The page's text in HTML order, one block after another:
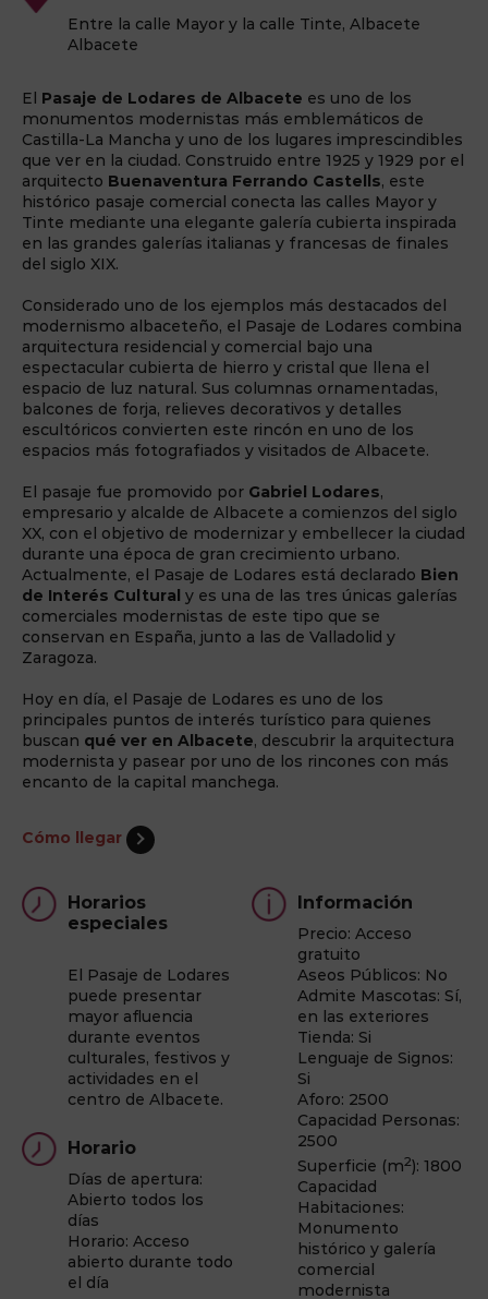
Entre la calle Mayor y la calle Tinte, Albacete
Albacete
El Pasaje de Lodares de Albacete es uno de los
monumentos modernistas más emblemáticos de
Castilla-La Mancha y uno de los lugares imprescindibles
que ver en la ciudad. Construido entre 1925 y 1929 por el
arquitecto Buenaventura Ferrando Castells, este
histórico pasaje comercial conecta las calles Mayor y
Tinte mediante una elegante galería cubierta inspirada
en las grandes galerías italianas y francesas de finales
del siglo XIX.
Considerado uno de los ejemplos más destacados del
modernismo albaceteño, el Pasaje de Lodares combina
arquitectura residencial y comercial bajo una
espectacular cubierta de hierro y cristal que llena el
espacio de luz natural. Sus columnas ornamentadas,
balcones de forja, relieves decorativos y detalles
escultóricos convierten este rincón en uno de los
espacios más fotografiados y visitados de Albacete.
El pasaje fue promovido por Gabriel Lodares,
empresario y alcalde de Albacete a comienzos del siglo
XX, con el objetivo de modernizar y embellecer la ciudad
durante una época de gran crecimiento urbano.
Actualmente, el Pasaje de Lodares está declarado Bien
de Interés Cultural y es una de las tres únicas galerías
comerciales modernistas de este tipo que se
conservan en España, junto a las de Valladolid y
Zaragoza.
Hoy en día, el Pasaje de Lodares es uno de los
principales puntos de interés turístico para quienes
buscan qué ver en Albacete, descubrir la arquitectura
modernista y pasear por uno de los rincones con más
encanto de la capital manchega.
Cómo llegar
Horarios
especiales
El Pasaje de Lodares
puede presentar
mayor afluencia
durante eventos
culturales, festivos y
actividades en el
centro de Albacete.
Horario
Días de apertura:
Abierto todos los
días
Horario: Acceso
abierto durante todo
el día
Información
Precio: Acceso
gratuito
Aseos Públicos: No
Admite Mascotas: Sí,
en las exteriores
Tienda: Si
Lenguaje de Signos:
Si
Aforo: 2500
Capacidad Personas:
2500
Superficie (m2): 1800
Capacidad
Habitaciones:
Monumento
histórico y galería
comercial
modernista